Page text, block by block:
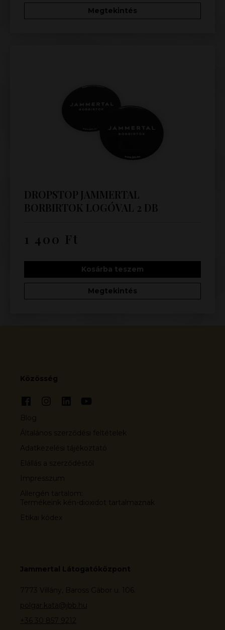
Megtekintés
DROPSTOP JAMMERTAL
BORBIRTOK LOGÓVAL 2 DB
1 400 Ft
Kosárba teszem
Megtekintés
Közösség
Blog
Általános szerződési feltételek
Adatkezelési tájékoztató
Elállás a szerződéstől
Impresszum
Allergén tartalom:
Termékeink kén-dioxidot tartalmaznak
Etikai kódex
Jammertal Látogatóközpont
7773 Villány, Baross Gábor u. 106.
polgar.kata@jbb.hu
+36 30 857 9212